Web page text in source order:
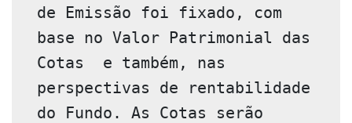
de Emissão foi fixado, com
base no Valor Patrimonial das
Cotas  e também, nas
perspectivas de rentabilidade
do Fundo. As Cotas serão